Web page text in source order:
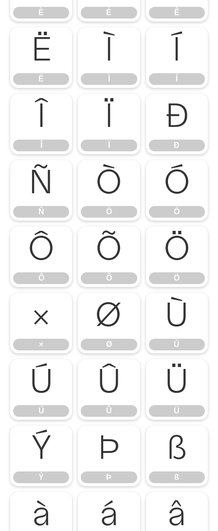
È É Ê
Ë
Ë
Ð
Ð
Ñ
Ñ
Ò
Ò
Ó
Ó
Ô
Ô
Õ
Õ
Ö
Ö
×
×
Ø
Ø
Ù
Ù
Ú
Ú
Û
Û
Ü
Ü
Ý
Ý
Þ
Þ
ß
ß
à á â